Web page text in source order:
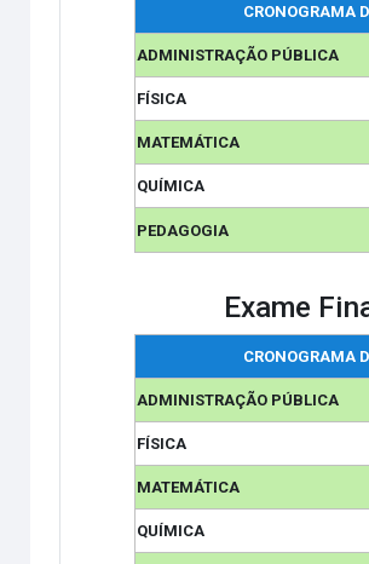
CRONOGRAMA
ADMINISTRAÇÃO PÚBLICA
FÍSICA
MATEMÁTICA
QUÍMICA
PEDAGOGIA
Exame
CRONOGRAMA
ADMINISTRAÇÃO PÚBLICA
FÍSICA
MATEMÁTICA
QUÍMICA